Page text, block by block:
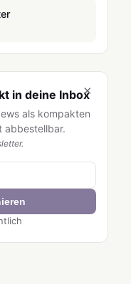
×
in deine Inbox
als kompakten
abbestellbar.